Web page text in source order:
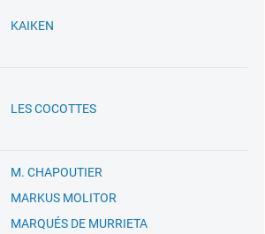
KAIKEN
LES COCOTTES
M. CHAPOUTIER
MARKUS MOLITOR
MARQUÉS DE MURRIETA